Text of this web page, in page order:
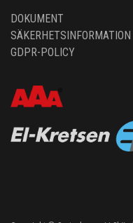
DOKUMENT
SÄKERHETSINFORMATION
GDPR-POLICY